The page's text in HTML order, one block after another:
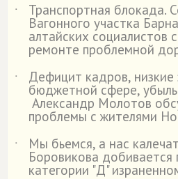
˙
Транспортная блокада.
Вагонного участка
алтайских социалистов
ремонте проблемной
˙
Дефицит кадров, низкие
бюджетной сфере, убыль
Александр Молотов
проблемы с жителями
˙
Мы бьемся, а нас
Боровикова добивается
категории "Д"